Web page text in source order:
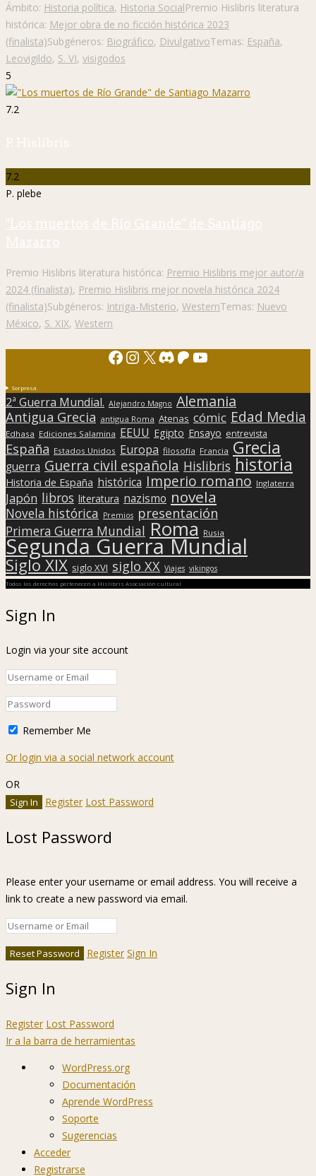
Ámbito: Historia política, Historia SocialPremio Hislibris literatura
histórica: Mejor obra de no ficción histórica 2023
(finalista)Subgéneros: Biográfico, DivulgativoTemas: España,
Leovigildo, S. VI, visigodos
5
7.2
P. Hislibris
7.2
P. plebe
"Los muertos de Río Grande" de Santiago
Mazarro
Premio Hislibris literatura histórica: Premio Hislibris mejor autor/a
2024 (finalista), Premio Hislibris mejor novela histórica 2024
(finalista)Subgéneros: Intriga-Misterio, WesternTemas: Nuevo
México, S. XIX, Western
Facebook
Instagram
X Discord
Patreon
YouTube
Sorpresa
2ª Guerra Mundial. Alejandro Magno Alemania
Antigua Grecia antigua Roma Atenas cómic Edad Media
Edhasa Ediciones Salamina EEUU Egipto Ensayo entrevista
España Estados Unidos Europa filosofía Francia Grecia
guerra Guerra civil española Hislibris historia
Historia de España histórica Imperio romano Inglaterra
Japón libros literatura nazismo novela
Novela histórica Premios presentación
Primera Guerra Mundial Roma Rusia
Segunda Guerra Mundial
Siglo XIX siglo XVI siglo XX Viajes vikingos
Todos los derechos pertenecen a Hislibris Asociación cultural
Sign In
Login via your site account
Remember Me
Or login via a social network account
OR
Register Lost Password
Lost Password
Please enter your username or email address. You will receive a
link to create a new password via email.
Register Sign In
Sign In
Register Lost Password
Ir a la barra de herramientas
Acerca
WordPress
WordPress.org
Documentación
Aprende WordPress
Soporte
Sugerencias
Acceder
Registrarse